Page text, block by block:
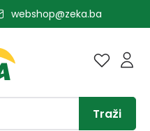
webshop@zeka.ba
Traži